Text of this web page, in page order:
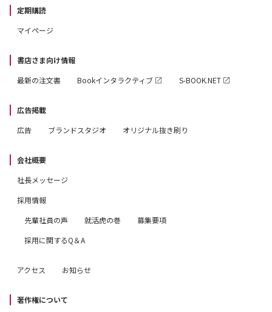
定期購読
マイページ
書店さま向け情報
最新の注文書
Bookインタラクティブ S-BOOK.NET
広告掲載
広告
ブランドスタジオ オリジナル抜き刷り
会社概要
社長メッセージ
採用情報
先輩社員の声
就活虎の巻
募集要項
採用に関するQ＆A
アクセス お知らせ
著作権について